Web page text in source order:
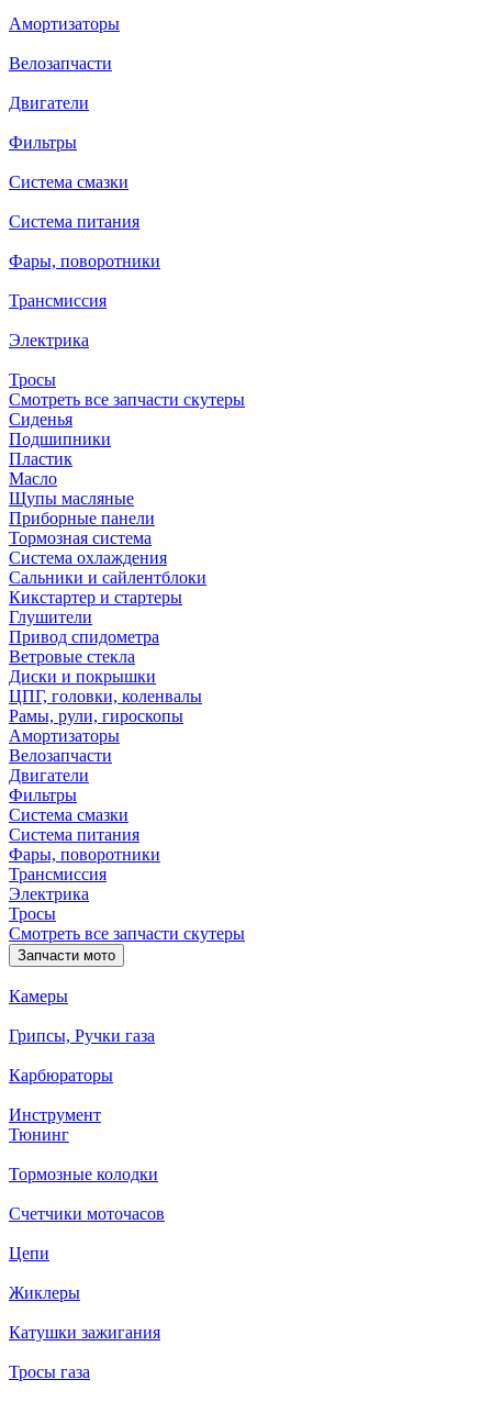
Амортизаторы
Велозапчасти
Двигатели
Фильтры
Система смазки
Система питания
Фары, поворотники
Трансмиссия
Электрика
Тросы
Смотреть все запчасти скутеры
Сиденья
Подшипники
Пластик
Масло
Щупы масляные
Приборные панели
Тормозная система
Система охлаждения
Сальники и сайлентблоки
Кикстартер и стартеры
Глушители
Привод спидометра
Ветровые стекла
Диски и покрышки
ЦПГ, головки, коленвалы
Рамы, рули, гироскопы
Амортизаторы
Велозапчасти
Двигатели
Фильтры
Система смазки
Система питания
Фары, поворотники
Трансмиссия
Электрика
Тросы
Смотреть все запчасти скутеры
Запчасти мото
Камеры
Грипсы, Ручки газа
Карбюраторы
Инструмент
Тюнинг
Тормозные колодки
Счетчики моточасов
Цепи
Жиклеры
Катушки зажигания
Тросы газа